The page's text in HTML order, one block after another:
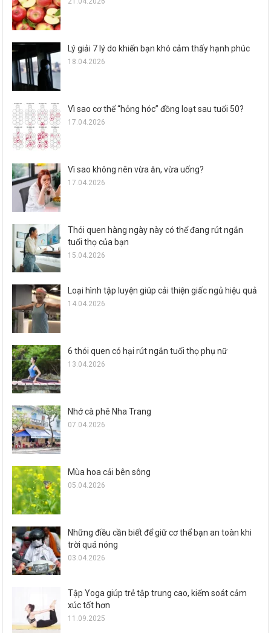
Lý giải 7 lý do khiến bạn khó cảm thấy hạnh phúc
18.04.2026
Vì sao cơ thể “hỏng hóc” đồng loạt sau tuổi 50?
17.04.2026
Vì sao không nên vừa ăn, vừa uống?
17.04.2026
Thói quen hàng ngày này có thể đang rút ngắn
tuổi thọ của bạn
15.04.2026
Loại hình tập luyện giúp cải thiện giấc ngủ hiệu quả
14.04.2026
6 thói quen có hại rút ngắn tuổi thọ phụ nữ
13.04.2026
Nhớ cà phê Nha Trang
07.04.2026
Mùa hoa cải bên sông
05.04.2026
Những điều cần biết để giữ cơ thể bạn an toàn khi
trời quá nóng
03.04.2026
Tập Yoga giúp trẻ tập trung cao, kiểm soát cảm
xúc tốt hơn
11.09.2025